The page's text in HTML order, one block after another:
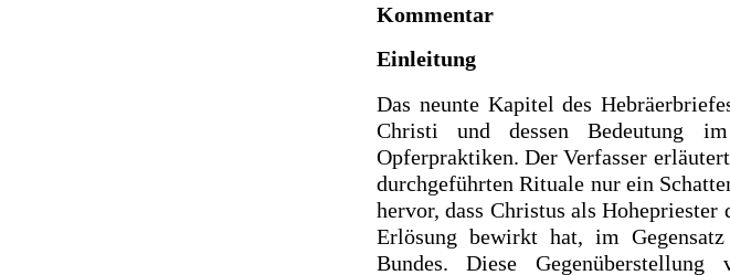
Kommentar
Einleitung
Das neunte Kapitel des
Christi und dessen Bedeutung
Opferpraktiken. Der Verfasser
durchgeführten Rituale nur ein
hervor, dass Christus als
Erlösung bewirkt hat, im
Bundes. Diese